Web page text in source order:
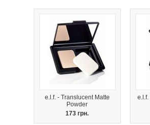
e.l.f. - Translucent Matte
Powder
173 грн.